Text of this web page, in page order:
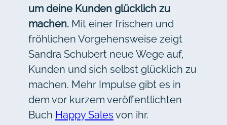
um deine Kunden glücklich zu
machen. Mit einer frischen und
fröhlichen Vorgehensweise zeigt
Sandra Schubert neue Wege auf,
Kunden und sich selbst glücklich zu
machen. Mehr Impulse gibt es in
dem vor kurzem veröffentlichten
Buch Happy Sales von ihr.